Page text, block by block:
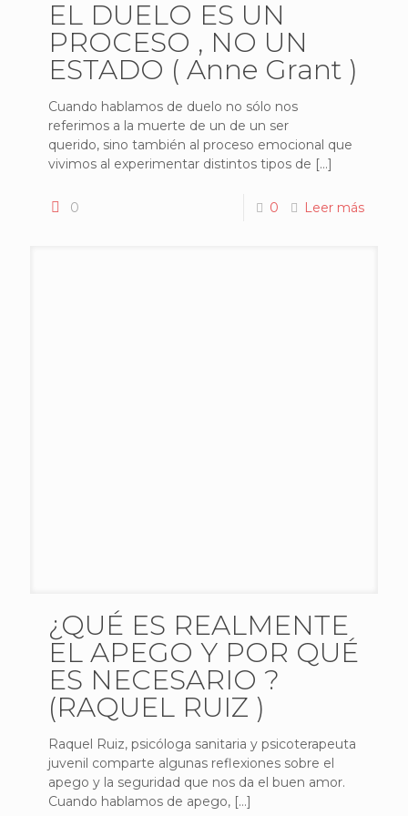
EL DUELO ES UN
PROCESO , NO UN
ESTADO ( Anne Grant )
Cuando hablamos de duelo no sólo nos
referimos a la muerte de un de un ser
querido, sino también al proceso emocional que
vivimos al experimentar distintos tipos de […]
0 0 Leer más
¿QUÉ ES REALMENTE
EL APEGO Y POR QUÉ
ES NECESARIO ?
(RAQUEL RUIZ )
Raquel Ruiz, psicóloga sanitaria y psicoterapeuta
juvenil comparte algunas reflexiones sobre el
apego y la seguridad que nos da el buen amor.
Cuando hablamos de apego, […]